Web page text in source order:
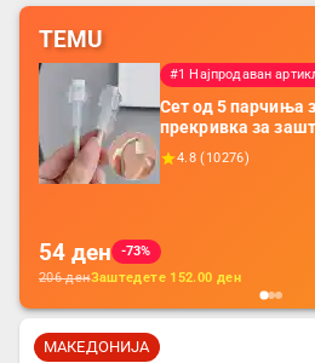
TEMU
#1 Најпродаван
Сет од 5 парчиња
прекривка за
додатоци за
батерија, за
4.8 (10276)
54 ден
-73%
206денЗаштедете 152.00 ден
МАКЕДОНИЈА